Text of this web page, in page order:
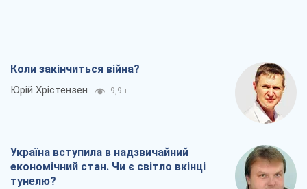
Коли закінчиться війна?
Юрій Хрістензен 9,9 т.
Україна вступила в надзвичайний
економічний стан. Чи є світло вкінці
тунелю?